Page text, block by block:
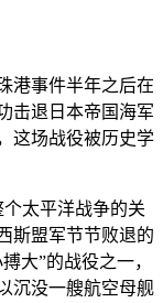
港事件半年之后在
击退日本帝国海军
这场战役被历史学
太平洋战争的关
斯盟军节节败退的
大”的战役之一，
沉没一艘航空母舰